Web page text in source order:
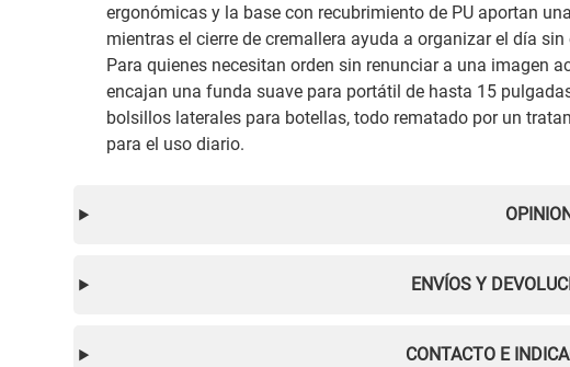
ergonómicas y la base con recubrimiento de PU aportan
mientras el cierre de cremallera ayuda a organizar el día
Para quienes necesitan orden sin renunciar a una imagen
encajan una funda suave para portátil de hasta 15
bolsillos laterales para botellas, todo rematado por un
para el uso diario.
ENVÍOS Y
CONTACTO E